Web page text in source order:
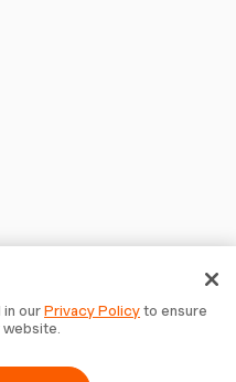
ourPrivacy Policyto ensure